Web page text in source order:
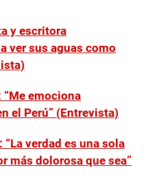
y escritora
ver sus aguas como
emociona
el Perú” (Entrevista)
verdad es una sola
más dolorosa que sea”